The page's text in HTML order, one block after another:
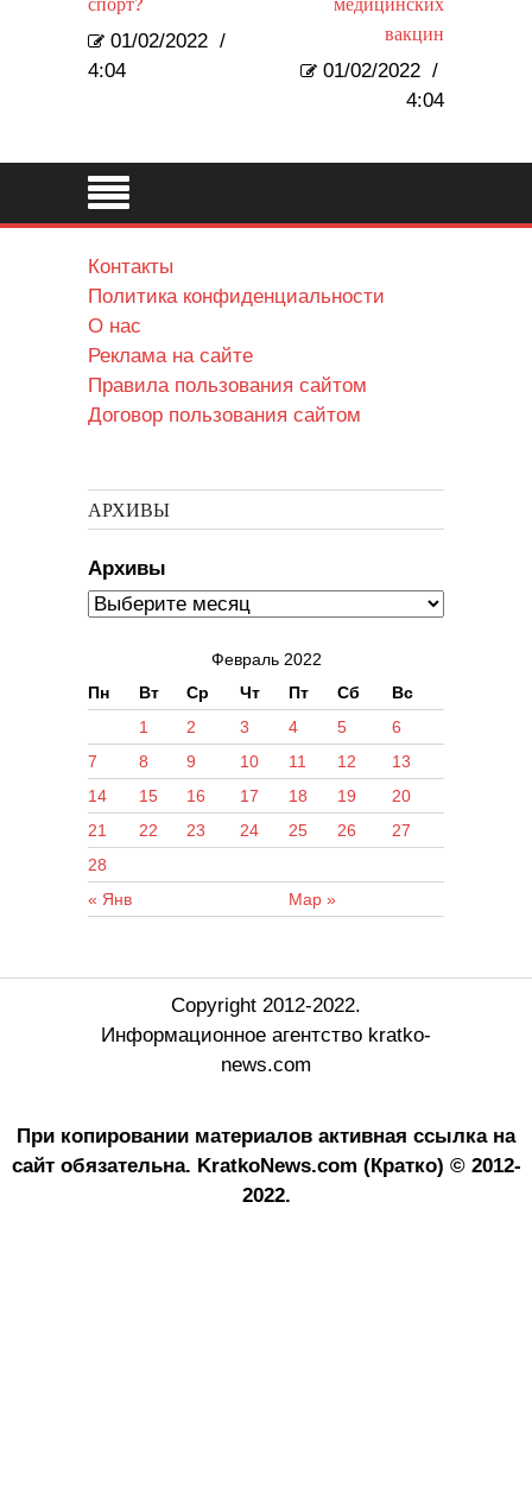
спорт?
01/02/2022 /
4:04
медицинских
вакцин
01/02/2022 /
4:04
Контакты
Политика конфиденциальности
О нас
Реклама на сайте
Правила пользования сайтом
Договор пользования сайтом
АРХИВЫ
Архивы
Февраль 2022
Пн
Вт Ср Чт Пт Сб Вс
« Янв Мар »
1 2 3 4 5
6
7
8 9 10 11 12
13
14
15 16 17 18 19
20
21
22 23 24 25 26
27
28
Copyright 2012-2022.
Информационное агентство kratko-
news.com
При копировании материалов активная ссылка на
сайт обязательна. KratkoNews.com (Кратко) © 2012-
2022.